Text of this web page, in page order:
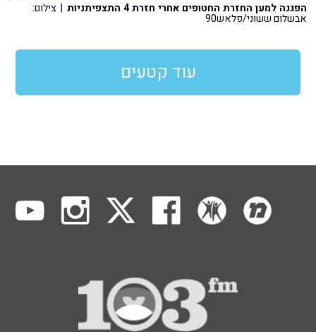
הפגנה למען החזרת החטופים אחרי חזרת 4 התצפיתניות | צילום:
אבשלום ששוני/פלאש90
עוד קטעים